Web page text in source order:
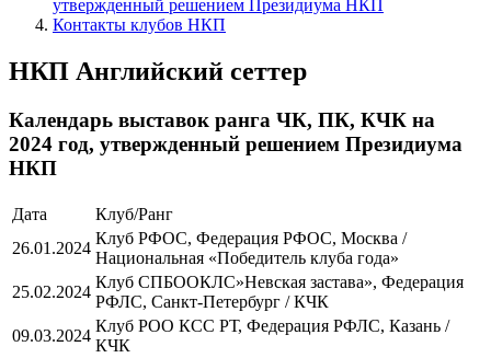
утвержденный решением Президиума НКП
Контакты клубов НКП
НКП Английский сеттер
Календарь выставок ранга ЧК, ПК, КЧК на
2024 год, утвержденный решением Президиума
НКП
Дата
Клуб/Ранг
26.01.2024
Клуб РФОС, Федерация РФОС, Москва /
Национальная «Победитель клуба года»
25.02.2024
Клуб СПБООКЛС»Невская застава», Федерация
РФЛС, Санкт-Петербург / КЧК
09.03.2024
Клуб РОО КСС РТ, Федерация РФЛС, Казань /
КЧК